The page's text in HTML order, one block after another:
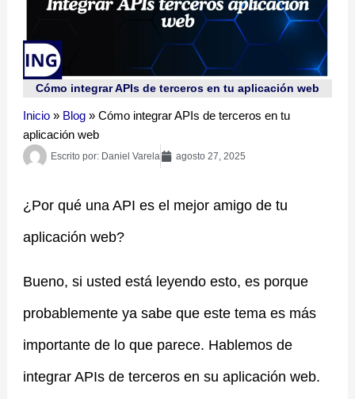
Cómo integrar APIs de terceros en tu aplicación web
Inicio» Blog» Cómo integrar APIs de terceros en tu
aplicación web
Escrito por:Daniel Varela agosto 27, 2025
¿Por qué una API es el mejor amigo de tu
aplicación web?
Bueno, si usted está leyendo esto, es porque
probablemente ya sabe que este tema es más
importante de lo que parece. Hablemos de
integrar APIs de terceros en su aplicación web.